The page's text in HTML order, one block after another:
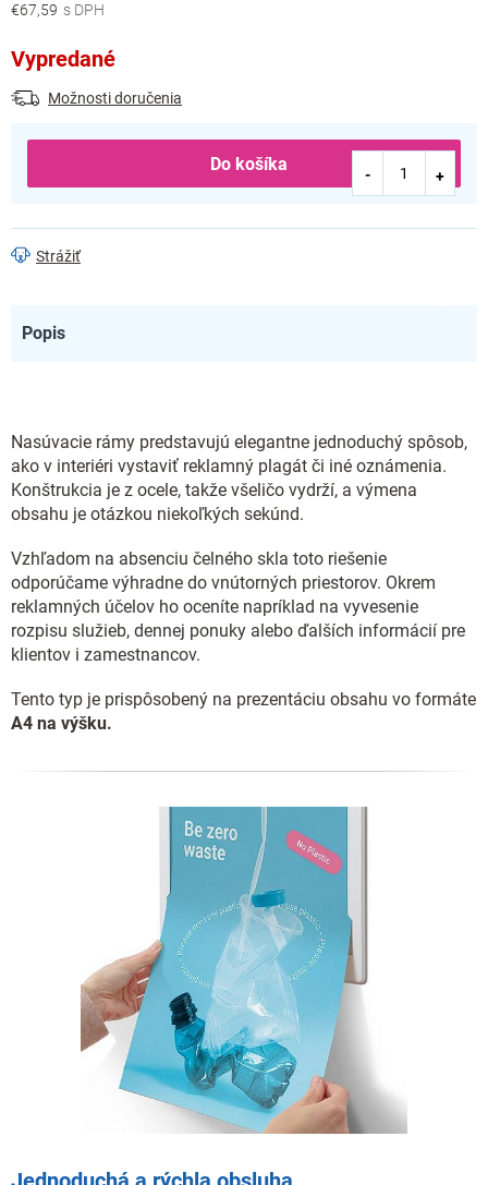
€67,59
Jednotková
Vypredané
Možnosti doručenia
Do košíka
Strážiť
Popis
Nasúvacie rámy predstavujú elegantne jednoduchý spôsob,
ako v interiéri vystaviť reklamný plagát či iné oznámenia.
Konštrukcia je z ocele, takže všeličo vydrží, a výmena
obsahu je otázkou niekoľkých sekúnd.
Vzhľadom na absenciu čelného skla toto riešenie
odporúčame výhradne do vnútorných priestorov. Okrem
reklamných účelov ho oceníte napríklad na vyvesenie
rozpisu služieb, dennej ponuky alebo ďalších informácií pre
klientov i zamestnancov.
Tento typ je prispôsobený na prezentáciu obsahu vo formáte
A4 na výšku.